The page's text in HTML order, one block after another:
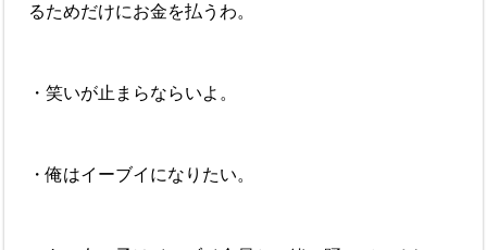
るためだけにお金を払うわ。
・笑いが止まらならいよ。
・俺はイーブイになりたい。